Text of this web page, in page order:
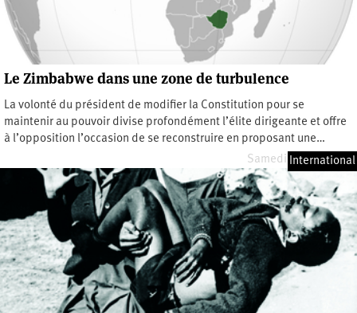
Le Zimbabwe dans une zone de turbulence
La volonté du président de modifier la Constitution pour se
maintenir au pouvoir divise profondément l’élite dirigeante et offre
à l’opposition l’occasion de se reconstruire en proposant une…
Samedi 4 juillet 2026
International